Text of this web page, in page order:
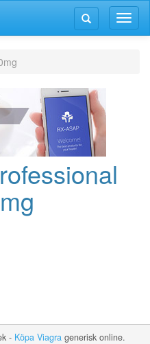
Växla
Växla
navigering
- Köpa Viagragenerisk online.